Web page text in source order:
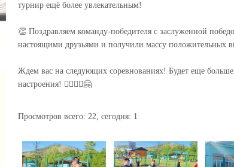
турнир ещё более увлекательным!
👏 Поздравляем команду-победителя с заслуженной
настоящими друзьями и получили массу положительных
Ждем вас на следующих соревнованиях! Будет еще
настроения! 🏃‍♂️🏃‍♀️🤗
Просмотров всего: 22, сегодня: 1